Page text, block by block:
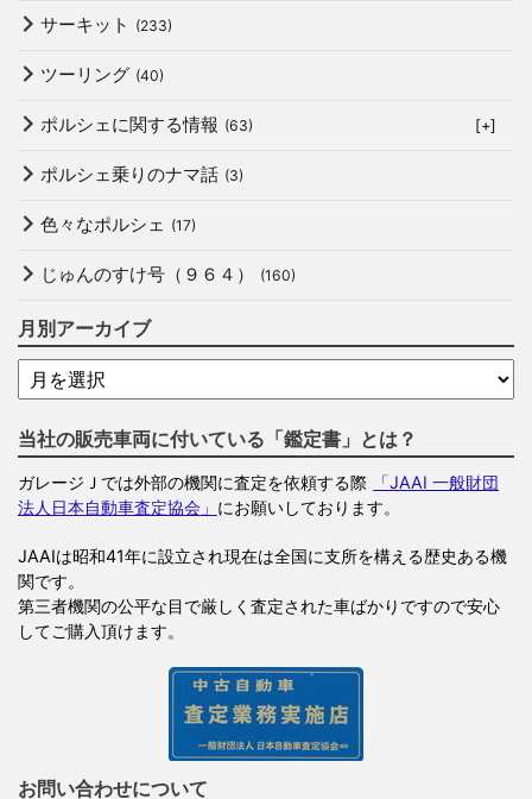
サーキット (233)
ツーリング (40)
ポルシェに関する情報 (63) [+]
ポルシェ乗りのナマ話 (3)
色々なポルシェ (17)
じゅんのすけ号（９６４） (160)
月別アーカイブ
当社の販売車両に付いている「鑑定書」とは？
ガレージＪでは外部の機関に査定を依頼する際
「JAAI 一般財団
法人日本自動車査定協会」 にお願いしております。
JAAIは昭和41年に設立され現在は全国に支所を構える歴史ある機
関です。
第三者機関の公平な目で厳しく査定された車ばかりですので安心
してご購入頂けます。
お問い合わせについて